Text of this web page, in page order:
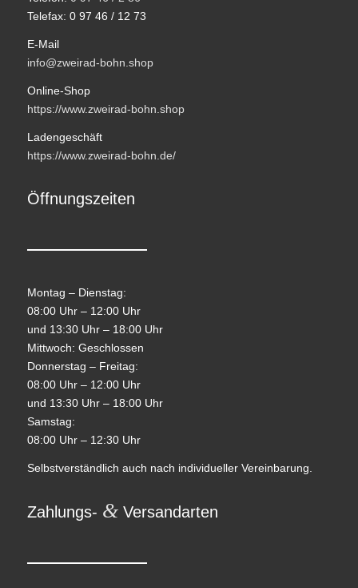
Telefax: 0 97 46 / 12 73
E-Mail
info@zweirad-bohn.shop
Online-Shop
https://www.zweirad-bohn.shop
Ladengeschäft
https://www.zweirad-bohn.de/
Öffnungszeiten
Montag – Dienstag:
08:00 Uhr – 12:00 Uhr
und 13:30 Uhr – 18:00 Uhr
Mittwoch: Geschlossen
Donnerstag – Freitag:
08:00 Uhr – 12:00 Uhr
und 13:30 Uhr – 18:00 Uhr
Samstag:
08:00 Uhr – 12:30 Uhr
Selbstverständlich auch nach individueller Vereinbarung.
Zahlungs- &Versandarten